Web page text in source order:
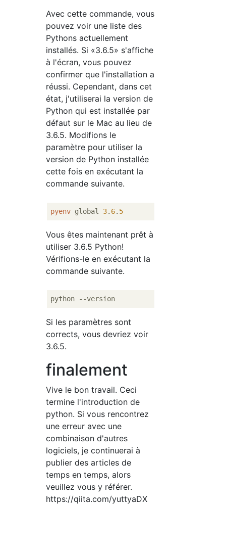
Avec cette commande, vous
pouvez voir une liste des
Pythons actuellement
installés. Si «3.6.5» s'affiche
à l'écran, vous pouvez
confirmer que l'installation a
réussi. Cependant, dans cet
état, j'utiliserai la version de
Python qui est installée par
défaut sur le Mac au lieu de
3.6.5. Modifions le
paramètre pour utiliser la
version de Python installée
cette fois en exécutant la
commande suivante.
pyenv global 3. 6. 5
Vous êtes maintenant prêt à
utiliser 3.6.5 Python!
Vérifions-le en exécutant la
commande suivante.
python --version
Si les paramètres sont
corrects, vous devriez voir
3.6.5.
finalement
Vive le bon travail. Ceci
termine l'introduction de
python. Si vous rencontrez
une erreur avec une
combinaison d'autres
logiciels, je continuerai à
publier des articles de
temps en temps, alors
veuillez vous y référer.
https://qiita.com/yuttyaDX